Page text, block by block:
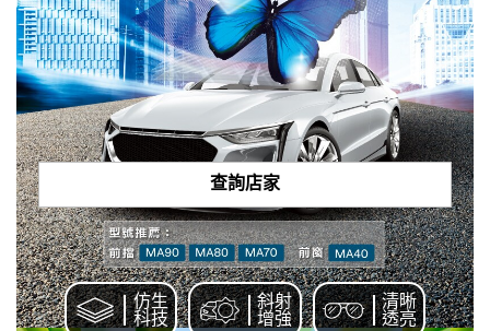
查詢店家
仿生
科技
斜射
增強
清晰
透亮